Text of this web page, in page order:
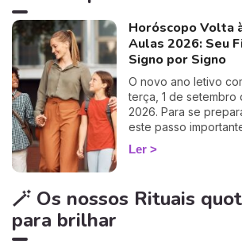
Horóscopo Volta
Aulas 2026: Seu
Signo por Signo
O novo ano letivo
terça, 1 de setembro
2026. Para se
este passo
perca o nosso
especial de regresso
Ler
🪄 Os nossos Rituais
para brilhar